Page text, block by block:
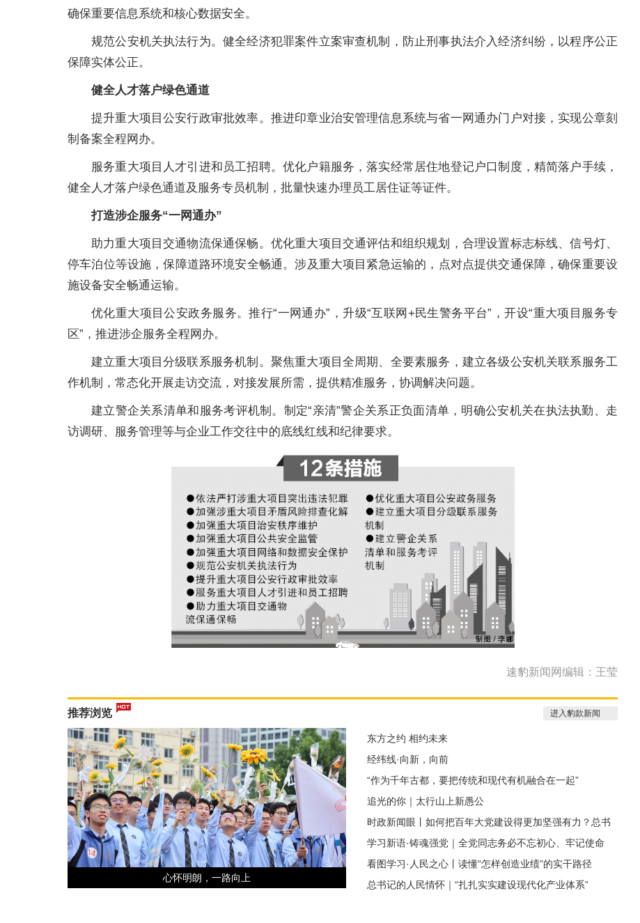
确保重要信息系统和核心数据安全。
规范公安机关执法行为。健全经济犯罪案件立案审查机制，防止刑事执法介入经济纠纷，以程序公正
保障实体公正。
健全人才落户绿色通道
提升重大项目公安行政审批效率。推进印章业治安管理信息系统与省一网通办门户对接，实现公章刻
制备案全程网办。
服务重大项目人才引进和员工招聘。优化户籍服务，落实经常居住地登记户口制度，精简落户手续，
健全人才落户绿色通道及服务专员机制，批量快速办理员工居住证等证件。
打造涉企服务“一网通办”
助力重大项目交通物流保通保畅。优化重大项目交通评估和组织规划，合理设置标志标线、信号灯、
停车泊位等设施，保障道路环境安全畅通。涉及重大项目紧急运输的，点对点提供交通保障，确保重要设
施设备安全畅通运输。
优化重大项目公安政务服务。推行“一网通办”，升级“互联网+民生警务平台”，开设“重大项目服务专
区”，推进涉企服务全程网办。
建立重大项目分级联系服务机制。聚焦重大项目全周期、全要素服务，建立各级公安机关联系服务工
作机制，常态化开展走访交流，对接发展所需，提供精准服务，协调解决问题。
建立警企关系清单和服务考评机制。制定“亲清”警企关系正负面清单，明确公安机关在执法执勤、走
访调研、服务管理等与企业工作交往中的底线红线和纪律要求。
速豹新闻网编辑：王莹
推荐浏览 进入豹款新闻
心怀明朗，一路向上
东方之约 相约未来
经纬线·向新，向前
“作为千年古都，要把传统和现代有机融合在一起”
追光的你｜太行山上新愚公
时政新闻眼丨如何把百年大党建设得更加坚强有力？总书
记这样部署
学习新语·铸魂强党｜全党同志务必不忘初心、牢记使命
看图学习·人民之心丨读懂“怎样创造业绩”的实干路径
总书记的人民情怀｜“扎扎实实建设现代化产业体系”